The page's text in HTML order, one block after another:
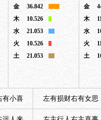
金
36.842
木
10.526
水
21.053
火
10.526
土
21.053
金
木
水
火
土
有小喜 左有损财右有女思